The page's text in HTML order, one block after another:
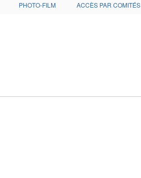
PHOTO-FILM ACCÈS PAR COMITÉS